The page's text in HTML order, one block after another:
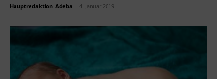
Hauptredaktion_Adeba 4. Januar 2019